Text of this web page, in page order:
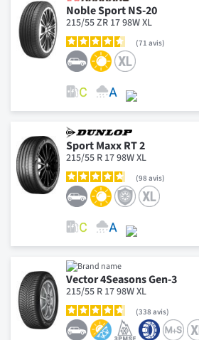
Noble Sport NS-20
215/55 ZR 17 98W XL
71 avis
Sport Maxx RT 2
215/55 R 17 98W XL
98 avis
Vector 4Seasons Gen-3
215/55 R 17 98W XL
338 avis